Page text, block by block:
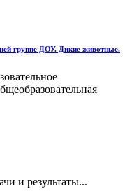
группе ДОУ. Дикие животные.
и результаты...